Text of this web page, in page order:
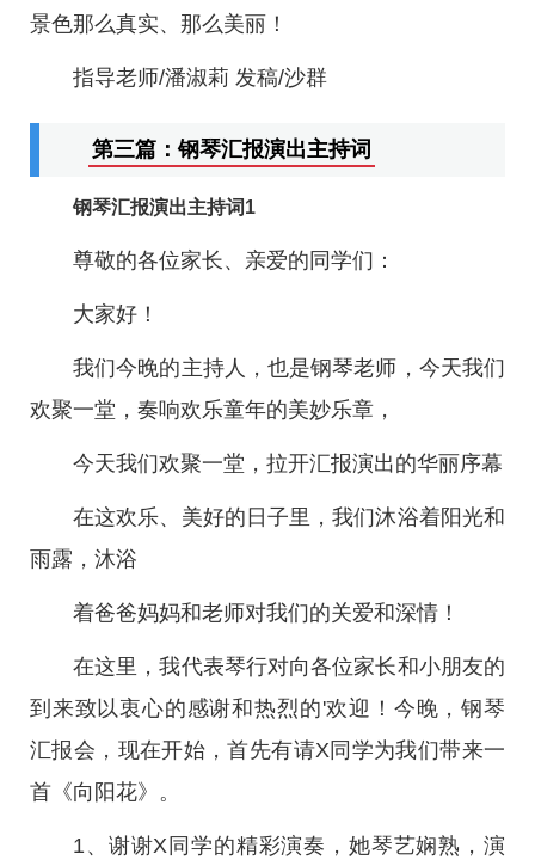
景色那么真实、那么美丽！
指导老师/潘淑莉 发稿/沙群
第三篇：钢琴汇报演出主持词
钢琴汇报演出主持词1
尊敬的各位家长、亲爱的同学们：
大家好！
我们今晚的主持人，也是钢琴老师，今天我们
欢聚一堂，奏响欢乐童年的美妙乐章，
今天我们欢聚一堂，拉开汇报演出的华丽序幕
在这欢乐、美好的日子里，我们沐浴着阳光和
雨露，沐浴
着爸爸妈妈和老师对我们的关爱和深情！
在这里，我代表琴行对向各位家长和小朋友的
到来致以衷心的感谢和热烈的'欢迎！今晚，钢琴
汇报会，现在开始，首先有请X同学为我们带来一
首《向阳花》。
1、谢谢X同学的精彩演奏，她琴艺娴熟，演